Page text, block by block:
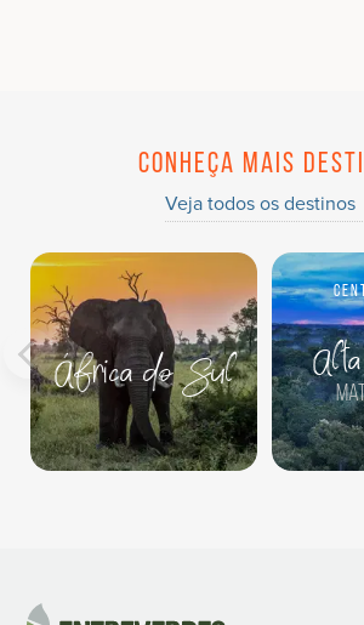
Conheça mais
Veja todos os destinos
África do Sul